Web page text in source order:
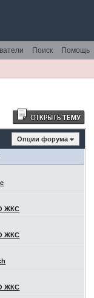
Помощь
Поиск
Опции форума
ЖКС
ЖКС
ЖКС